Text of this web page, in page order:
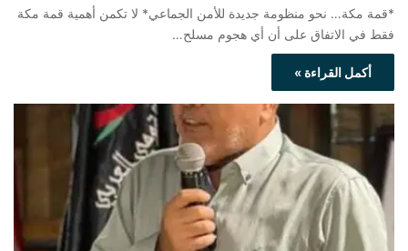
*قمة مكة… نحو منظومة جديدة للأمن الجماعي* لا تكمن أهمية قمة مكة
فقط في الاتفاق على أن أي هجوم مسلح…
أكمل القراءة »